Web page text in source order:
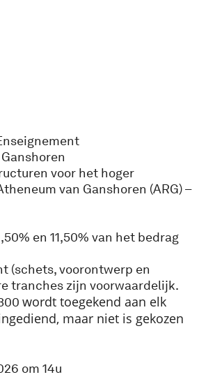
voor het hoger
van Ganshoren (ARG) –
en 11,50% van het bedrag
(schets, voorontwerp en
tranches zijn voorwaardelijk.
wordt toegekend aan elk
maar niet is gekozen
om 14u